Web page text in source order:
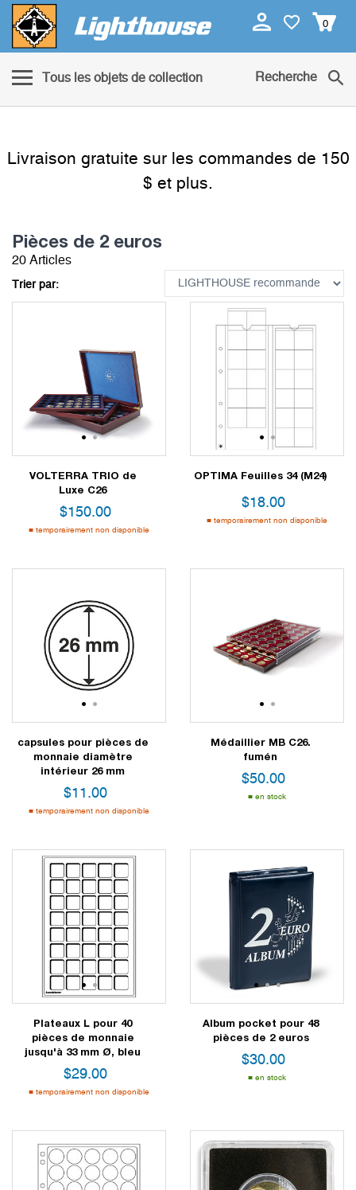
0
Tous les objets de collection Recherche
Livraison gratuite sur les commandes de 150
$ et plus.
Pièces de 2 euros
20 Articles
Trier par:
12
VOLTERRA TRIO de
Luxe C26
$150.00
temporairement non disponible
1 2
OPTIMA Feuilles 34 (M24)
$18.00
temporairement non disponible
1 2
capsules pour pièces de
monnaie diamètre
intérieur 26 mm
$11.00
temporairement non disponible
1 2
Médaillier MB C26.
fumén
$50.00
en stock
12
Plateaux L pour 40
pièces de monnaie
jusqu'à 33 mm Ø, bleu
$29.00
temporairement non disponible
123
Album pocket pour 48
pièces de 2 euros
$30.00
en stock